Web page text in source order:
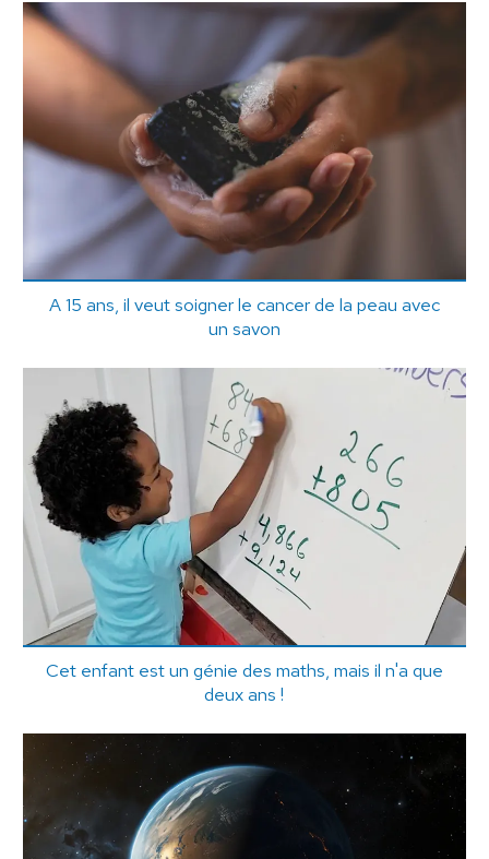
A 15 ans, il veut soigner le cancer de la peau avec
un savon
Cet enfant est un génie des maths, mais il n'a que
deux ans !